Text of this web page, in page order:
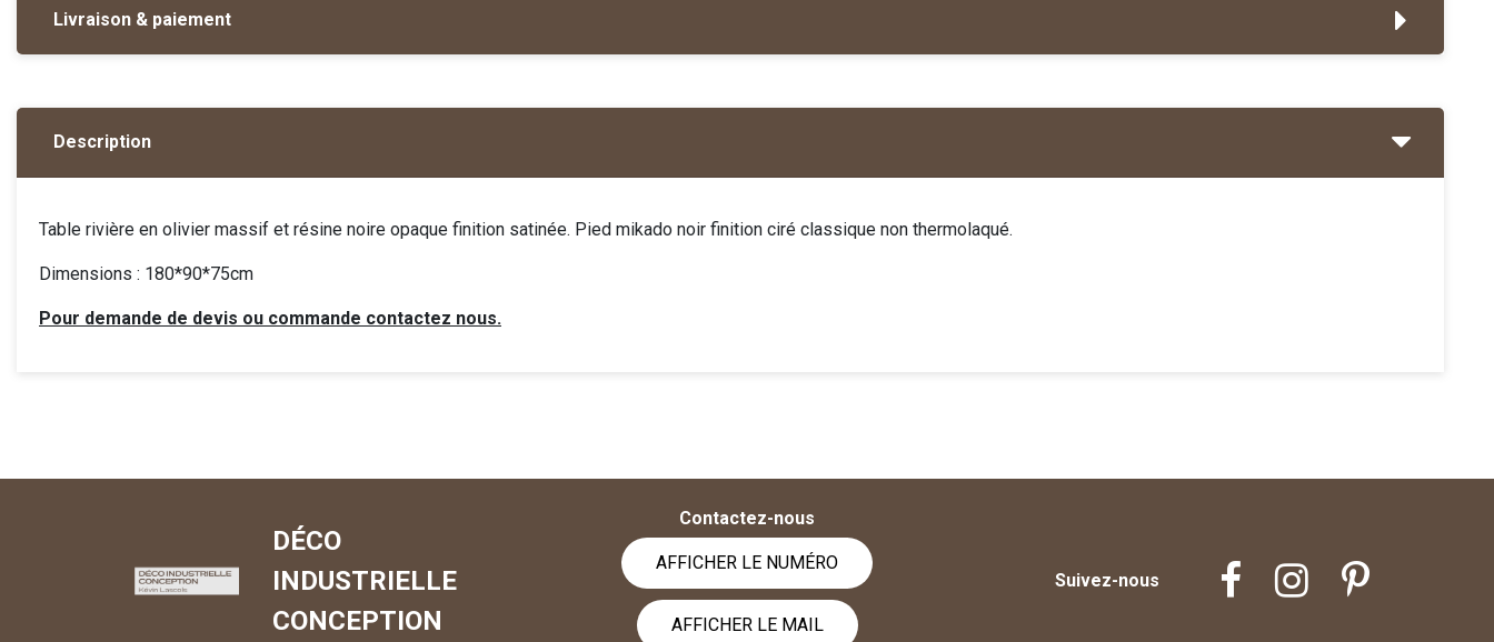
Livraison & paiement
Description
Table rivière en olivier massif et résine noire opaque finition satinée. Pied mikado noir finition ciré classique non thermolaqué.
Dimensions : 180*90*75cm
Pour demande de devis ou commande contactez nous.
DÉCO
INDUSTRIELLE
CONCEPTION
Contactez-nous
AFFICHER LE NUMÉRO
AFFICHER LE MAIL
Suivez-nous